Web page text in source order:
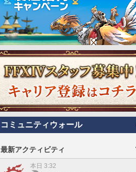
コミュニティウォール
最新アクティビティ
本日 3:32